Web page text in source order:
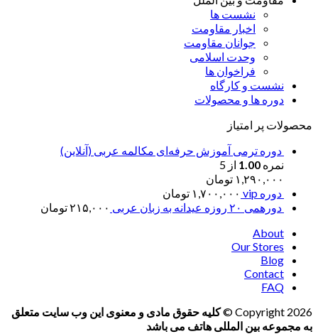
نشست ها
اخبار مقاومت
جوانان مقاومت
وحدت اسلامی
فراخوان ها
نشست و کارگاه
دوره ها و محصولات
محصولات پر امتیاز
دوره ترمی آموزش حرفه‌ای مکالمه عربی (آنلاین)
نمره 1.00 از 5
۱,۲۹۰,۰۰۰ تومان
دوره vip
۱,۷۰۰,۰۰۰ تومان
دورهمی ۲۰ روزه عیدانه به زبان عربی
۲۱۵,۰۰۰تومان
About
Our Stores
Blog
Contact
FAQ
Copyright 2026 ©
کلیه حقوق مادی و معنوی این وب سایت متعلق
به مجموعه بین المللی هاتف می باشد